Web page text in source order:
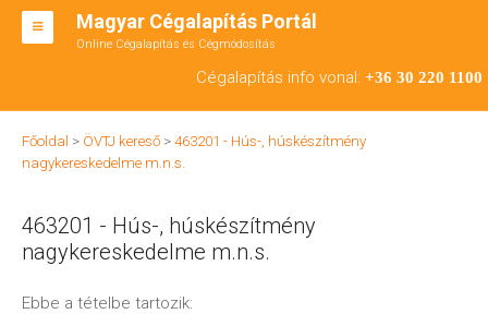
Magyar Cégalapítás Portál
Online Cégalapítás és Cégmódosítás
Cégalapítás info vonal: +36 30 220 1100
BT ALAPÍTÁS
RT ALAPÍTÁS
ÁTALAKULÁS
Főoldal > ÖVTJ kereső > 463201 - Hús-, húskészítmény
nagykereskedelme m.n.s.
463201 - Hús-, húskészítmény
nagykereskedelme m.n.s.
Ebbe a tételbe tartozik: